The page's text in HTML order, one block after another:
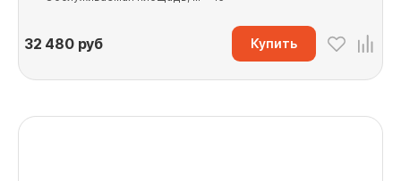
32 480руб Купить